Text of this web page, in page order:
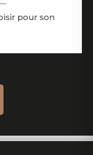
pour son